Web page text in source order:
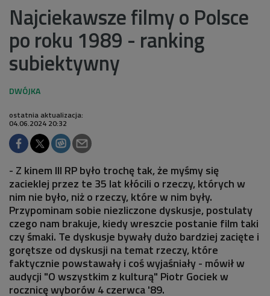
Najciekawsze filmy o Polsce
po roku 1989 - ranking
subiektywny
ostatnia aktualizacja:
04.06.2024 20:32
- Z kinem III RP było trochę tak, że myśmy się
zacieklej przez te 35 lat kłócili o rzeczy, których w
nim nie było, niż o rzeczy, które w nim były.
Przypominam sobie niezliczone dyskusje, postulaty
czego nam brakuje, kiedy wreszcie postanie film taki
czy śmaki. Te dyskusje bywały dużo bardziej zacięte i
gorętsze od dyskusji na temat rzeczy, które
faktycznie powstawały i coś wyjaśniały - mówił w
audycji "O wszystkim z kulturą" Piotr Gociek w
rocznicę wyborów 4 czerwca '89.